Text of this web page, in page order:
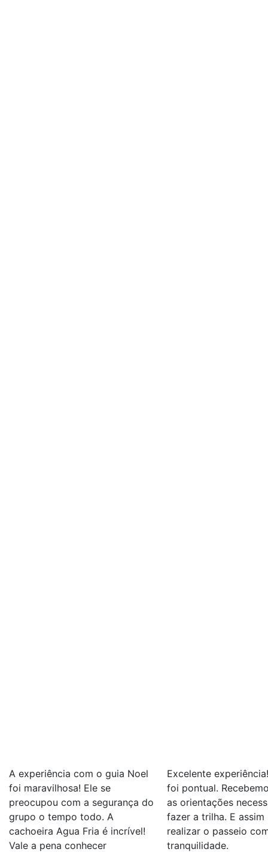
A experiência com o guia Noel
foi maravilhosa! Ele se
preocupou com a segurança do
grupo o tempo todo. A
cachoeira Agua Fria é incrível!
Vale a pena conhecer
Excelente
foi pontual.
as orientações
fazer a trilha. E assim
realizar o passeio
tranquilidade.